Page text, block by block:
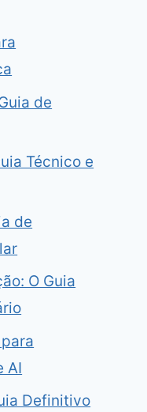
de
Técnico e
de
O Guia
AI
Definitivo